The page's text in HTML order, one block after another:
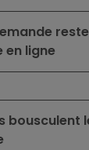
en ligne
bousculent